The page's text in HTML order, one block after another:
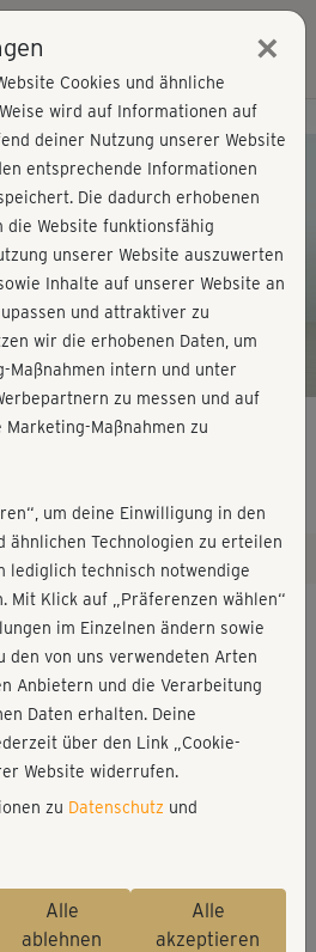
Play
Video
×
Cookies und ähnliche
wird auf Informationen auf
deiner Nutzung unserer Website
entsprechende Informationen
Die dadurch erhobenen
die Website funktionsfähig
unserer Website auszuwerten
Inhalte auf unserer Website an
und attraktiver zu
wir die erhobenen Daten, um
Maßnahmen intern und unter
zu messen und auf
Maßnahmen zu
um deine Einwilligung in den
ähnlichen Technologien zu erteilen
lediglich technisch notwendige
Mit Klick auf „Präferenzen wählen“
im Einzelnen ändern sowie
von uns verwendeten Arten
Anbietern und die Verarbeitung
Daten erhalten. Deine
über den Link „Cookie-
Website widerrufen.
zu Datenschutz und
Alle
ablehnen
Alle
akzeptieren